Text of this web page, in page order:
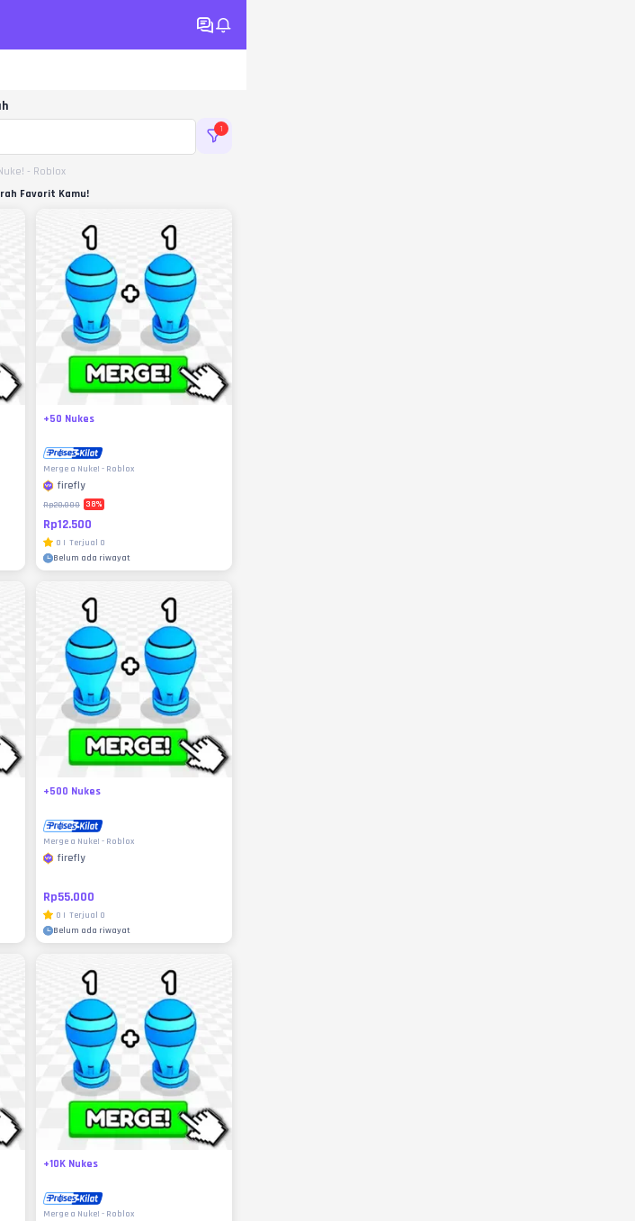
1
- Roblox
Favorit Kamu!
+50 Nukes
Merge a Nuke! - Roblox
firefly
Rp20.000 38%
Rp12.500
0 | Terjual 0
Belum ada riwayat
+500 Nukes
Merge a Nuke! - Roblox
firefly
Rp55.000
0 | Terjual 0
Belum ada riwayat
+10K Nukes
Merge a Nuke! - Roblox